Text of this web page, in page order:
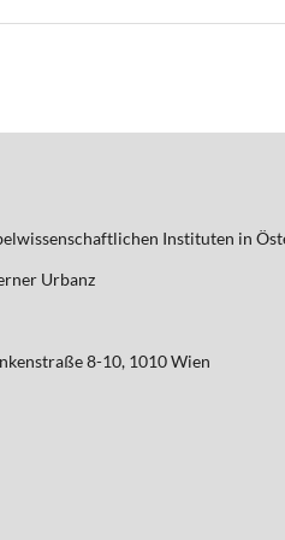
Instituten in
Urbanz
8-10, 1010 Wien